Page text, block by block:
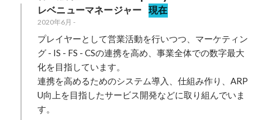
レベニューマネージャー 現在
2020年6月 -
プレイヤーとして営業活動を行いつつ、マーケティン
グ - IS - FS - CSの連携を高め、事業全体での数字最大
化を目指しています。
連携を高めるためのシステム導入、仕組み作り、ARP
U向上を目指したサービス開発などに取り組んでいま
す。